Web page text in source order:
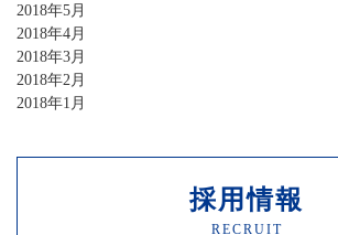
2018年5月
2018年4月
2018年3月
2018年2月
2018年1月
採用情報
RECRUIT